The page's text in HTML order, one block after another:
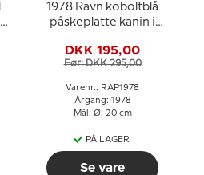
1978 Ravn koboltblå
påskeplatte kanin i
DKK 195,00
Før: DKK 295,00
Varenr.: RAP1978
Årgang: 1978
Mål: Ø: 20 cm
PÅ LAGER
Se vare